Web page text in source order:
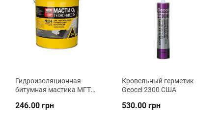
Гидроизоляционная
битумная мастика МГТН
246.00 грн
Кровельный герметик
Geocel 2300 США
530.00 грн